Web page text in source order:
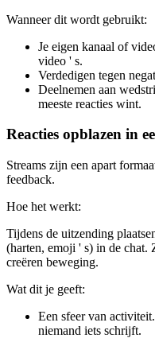
Wanneer dit wordt gebruikt:
Je eigen kanaal of
video ' s.
Verdedigen tegen
Deelnemen aan
meeste reacties wint.
Reacties opblazen in
Streams zijn een apart
feedback.
Hoe het werkt:
Tijdens de uitzending
(harten, emoji ' s) in de chat.
creëren beweging.
Wat dit je geeft:
Een sfeer van
niemand iets schrijft.